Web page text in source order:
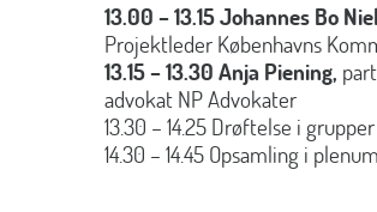
13.00 – 13.15 Johannes Bo
Projektleder Københavns
13.15 – 13.30 Anja Piening,
advokat NP Advokater
13.30 – 14.25 Drøftelse i grupper
14.30 – 14.45 Opsamling i plenum